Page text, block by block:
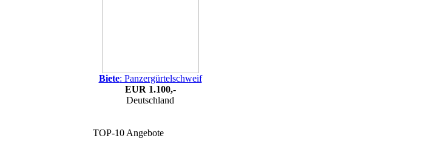
Biete: Panzergürtelschweif
EUR 1.100,-
Deutschland
TOP-10 Angebote